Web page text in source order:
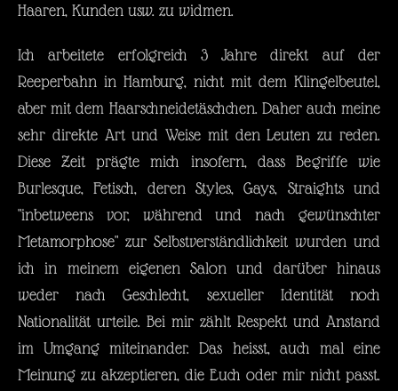
Haaren, Kunden usw. zu widmen.
Ich arbeitete erfolgreich 3 Jahre direkt auf der
Reeperbahn in Hamburg, nicht mit dem Klingelbeutel,
aber mit dem Haarschneidetäschchen. Daher auch meine
sehr direkte Art und Weise mit den Leuten zu reden.
Diese Zeit prägte mich insofern, dass Begriffe wie
Burlesque, Fetisch, deren Styles, Gays, Straights und
"inbetweens vor, während und nach gewünschter
Metamorphose" zur Selbstverständlichkeit wurden und
ich in meinem eigenen Salon und darüber hinaus
weder nach Geschlecht, sexueller Identität noch
Nationalität urteile. Bei mir zählt Respekt und Anstand
im Umgang miteinander. Das heisst, auch mal eine
Meinung zu akzeptieren, die Euch oder mir nicht passt.